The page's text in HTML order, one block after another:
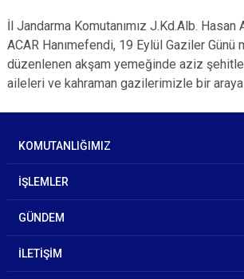
İl Jandarma Komutanımız J.Kd.Alb. Hasan
ACAR Hanımefendi, 19 Eylül Gaziler Günü
düzenlenen akşam yemeğinde aziz
aileleri ve kahraman gazilerimizle bir
KOMUTANLIĞIMIZ
İŞLEMLER
GÜNDEM
İLETİŞİM